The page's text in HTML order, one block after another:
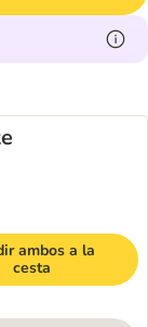
ambos a la
cesta